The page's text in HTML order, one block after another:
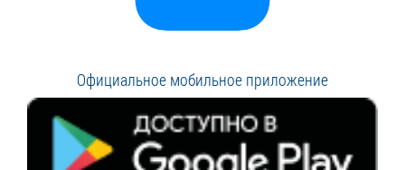
Официальное мобильное приложение